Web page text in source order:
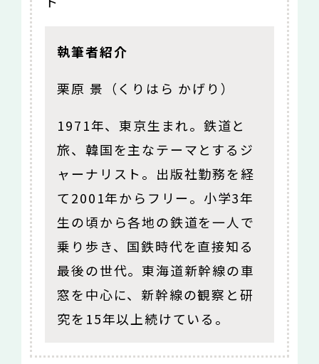
執筆者紹介
栗原 景（くりはら かげり）
1971年、東京生まれ。鉄道と
旅、韓国を主なテーマとするジ
ャーナリスト。出版社勤務を経
て2001年からフリー。小学3年
生の頃から各地の鉄道を一人で
乗り歩き、国鉄時代を直接知る
最後の世代。東海道新幹線の車
窓を中心に、新幹線の観察と研
究を15年以上続けている。